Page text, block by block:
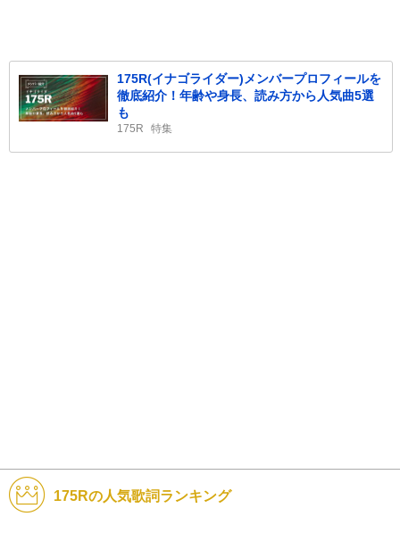
175R(イナゴライダー)メンバープロフィールを
徹底紹介！年齢や身長、読み方から人気曲5選
も
175R 特集
175Rの人気歌詞ランキング